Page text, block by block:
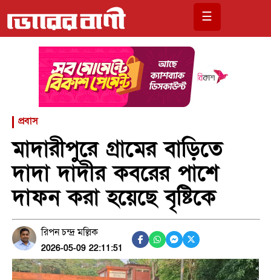
☰
প্রবাস
মাদারীপু‌রে গ্রা‌মের বা‌ড়ি‌তে
দাদা দাদীর কব‌রের পা‌শে
দাফন করা হ‌য়ে‌ছে বৃ‌ষ্টি‌কে
রিপন চন্দ্র মল্লিক
2026-05-09 22:11:51